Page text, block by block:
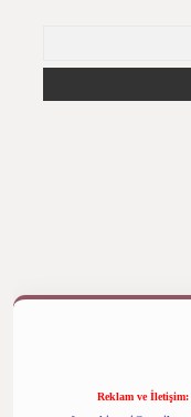
Reklam ve İletişim: